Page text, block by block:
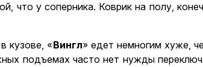
что у соперника. Коврик на полу,
кузове, «Вингл» едет немногим хуже,
подъемах часто нет нужды